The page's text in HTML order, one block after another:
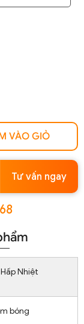
VÀO GIỎ
Tư vấn ngay
Nhiệt
bóng